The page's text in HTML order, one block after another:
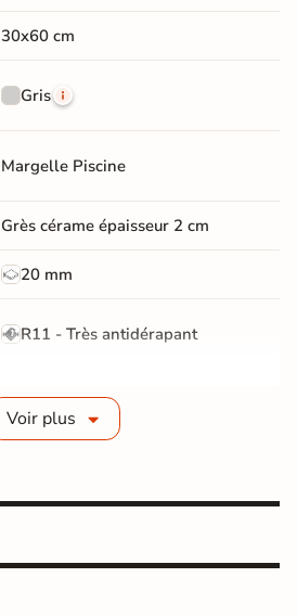
30x60 cm
Gris
Margelle Piscine
Grès cérame épaisseur 2 cm
20 mm
R11 - Très antidérapant
GR5 - Ultra-résistant
rectifié
Mate
Voir plus